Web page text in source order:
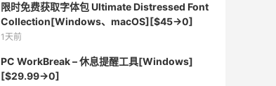
限时免费获取字体包 Ultimate Distressed Font
Collection[Windows、macOS][$45→0]
1天前
PC WorkBreak – 休息提醒工具[Windows]
[$29.99→0]